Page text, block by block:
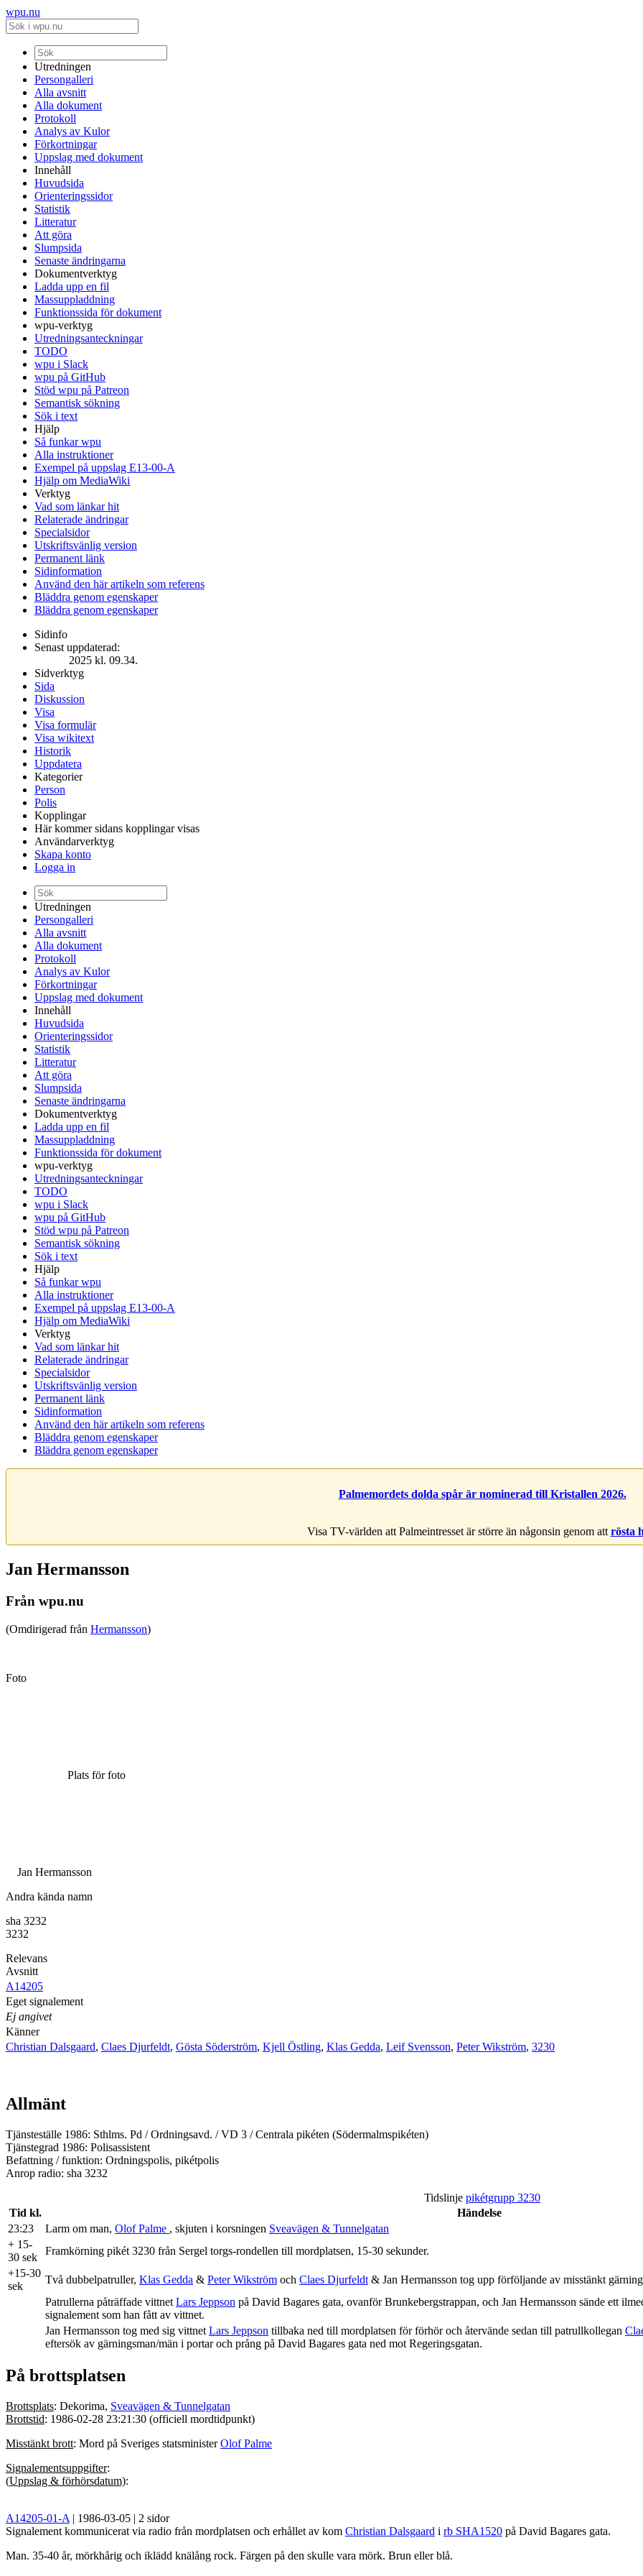
wpu.nu
Utredningen
Persongalleri
Alla avsnitt
Alla dokument
Protokoll
Analys av Kulor
Förkortningar
Uppslag med dokument
Innehåll
Huvudsida
Orienteringssidor
Statistik
Litteratur
Att göra
Slumpsida
Senaste ändringarna
Dokumentverktyg
Ladda upp en fil
Massuppladdning
Funktionssida för dokument
wpu-verktyg
Utredningsanteckningar
TODO
wpu i Slack
wpu på GitHub
Stöd wpu på Patreon
Semantisk sökning
Sök i text
Hjälp
Så funkar wpu
Alla instruktioner
Exempel på uppslag E13-00-A
Hjälp om MediaWiki
Verktyg
Vad som länkar hit
Relaterade ändringar
Specialsidor
Utskriftsvänlig version
Permanent länk
Sidinformation
Använd den här artikeln som referens
Bläddra genom egenskaper
Bläddra genom egenskaper
Sidinfo
Senast uppdaterad:
2025 kl. 09.34.
Sidverktyg
Sida
Diskussion
Visa
Visa formulär
Visa wikitext
Historik
Uppdatera
Kategorier
Person
Polis
Kopplingar
Här kommer sidans kopplingar visas
Användarverktyg
Skapa konto
Logga in
Utredningen
Persongalleri
Alla avsnitt
Alla dokument
Protokoll
Analys av Kulor
Förkortningar
Uppslag med dokument
Innehåll
Huvudsida
Orienteringssidor
Statistik
Litteratur
Att göra
Slumpsida
Senaste ändringarna
Dokumentverktyg
Ladda upp en fil
Massuppladdning
Funktionssida för dokument
wpu-verktyg
Utredningsanteckningar
TODO
wpu i Slack
wpu på GitHub
Stöd wpu på Patreon
Semantisk sökning
Sök i text
Hjälp
Så funkar wpu
Alla instruktioner
Exempel på uppslag E13-00-A
Hjälp om MediaWiki
Verktyg
Vad som länkar hit
Relaterade ändringar
Specialsidor
Utskriftsvänlig version
Permanent länk
Sidinformation
Använd den här artikeln som referens
Bläddra genom egenskaper
Bläddra genom egenskaper
Palmemordets dolda spår är nominerad till Kristallen 2026.
Visa TV-världen att Palmeintresset är större än någonsin genom att rösta
Jan Hermansson
Från wpu.nu
(Omdirigerad från Hermansson)
Foto
Plats för foto
Jan Hermansson
Andra kända namn
sha 3232
3232
Relevans
Avsnitt
A14205
Eget signalement
Ej angivet
Känner
Christian Dalsgaard, Claes Djurfeldt, Gösta Söderström, Kjell Östling, Klas Gedda, Leif Svensson, Peter Wikström, 3230
Allmänt
Tjänsteställe 1986: Sthlms. Pd / Ordningsavd. / VD 3 / Centrala pikéten (Södermalmspikéten)
Tjänstegrad 1986: Polisassistent
Befattning / funktion: Ordningspolis, pikétpolis
Anrop radio: sha 3232
Tidslinje pikétgrupp 3230
Tid kl.
Händelse
23:23
Larm om man, Olof Palme , skjuten i korsningen Sveavägen & Tunnelgatan
+ 15-
30 sek
Framkörning pikét 3230 från Sergel torgs-rondellen till mordplatsen, 15-30 sekunder.
+15-30
sek
Två dubbelpatruller, Klas Gedda & Peter Wikström och Claes Djurfeldt & Jan Hermansson tog upp förföljande av misstänkt
Patrullerna påträffade vittnet Lars Jeppson på David Bagares gata, ovanför Brunkebergstrappan, och Jan Hermansson sände ett
signalement som han fått av vittnet.
Jan Hermansson tog med sig vittnet Lars Jeppson tillbaka ned till mordplatsen för förhör och återvände sedan till patrullkollegan
eftersök av gärningsman/män i portar och prång på David Bagares gata ned mot Regeringsgatan.
På brottsplatsen
Brottsplats: Dekorima, Sveavägen & Tunnelgatan
Brottstid: 1986-02-28 23:21:30 (officiell mordtidpunkt)
Misstänkt brott: Mord på Sveriges statsministerOlof Palme
Signalementsuppgifter:
(Uppslag & förhörsdatum):
A14205-01-A | 1986-03-05 | 2 sidor
Signalement kommunicerat via radio från mordplatsen och erhållet av kom Christian Dalsgaard i rb SHA1520 på David Bagares gata.
Man. 35-40 år, mörkhårig och iklädd knälång rock. Färgen på den skulle vara mörk. Brun eller blå.